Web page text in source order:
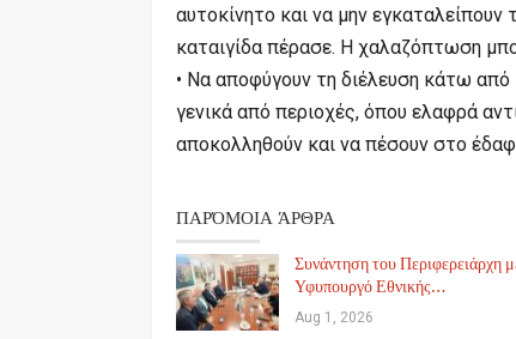
αυτοκίνητο και να μην
καταιγίδα πέρασε. Η χαλαζόπτωση
• Να αποφύγουν τη διέλευση κάτω
γενικά από περιοχές, όπου ελαφρά
αποκολληθούν και να πέσουν στο
ΠΑΡΌΜΟΙΑ ΆΡΘΡΑ
Συνάντηση του Περιφερειάρχη
Υφυπουργό Εθνικής…
Aug 1, 2026